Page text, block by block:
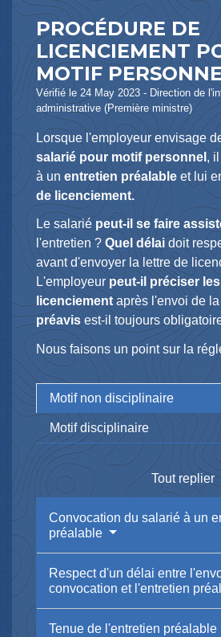
PROCÉDURE DE
LICENCIEMENT
MOTIF
Vérifié le 24 May 2023 - Direction de
administrative (Première ministre)
Lorsque l'employeur envisage
salarié pour motif personnel ,
à un entretien préalable et lui
de licenciement.
Le salarié peut-il se faire
l'entretien ? Quel délai doit
avant d'envoyer la lettre de
L'employeur peut-il préciser
licenciementaprès l'envoi de la
préavis est-il toujours
Nous faisons un point sur la
Motif non disciplinaire
Motif disciplinaire
Tout replier
Convocation du salarié à un
préalable
Respect d'un délai entre
convocation et l'entretien
Tenue de l'entretien préalable